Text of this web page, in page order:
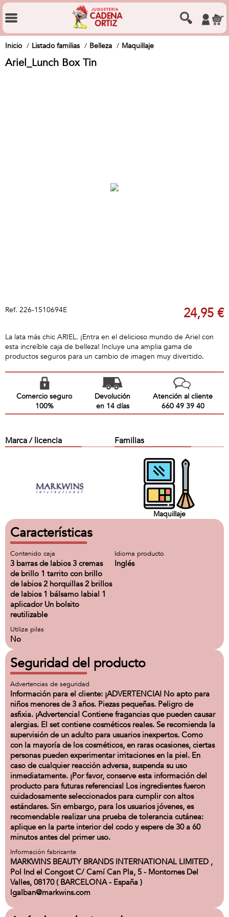
Inicio Listado familias Belleza Maquillaje
Ariel_Lunch Box Tin
Ref. 226-1510694E 24,95 €
La lata más chic ARIEL. ¡Entra en el delicioso mundo de Ariel con
esta increíble caja de belleza! Incluye una amplia gama de
productos seguros para un cambio de imagen muy divertido.
Comercio seguro
100%
Devolución
en 14 días
Atención al cliente
660 49 39 40
Marca / licencia Familias
Maquillaje
Características
Contenido caja
3 barras de labios 3 cremas
de brillo 1 tarrito con brillo
de labios 2 horquillas 2 brillos
de labios 1 bálsamo labial 1
aplicador Un bolsito
reutilizable
Idioma producto
Inglés
Utiliza pilas
No
Seguridad del producto
Advertencias de seguridad
Información para el cliente: ¡ADVERTENCIA! No apto para
niños menores de 3 años. Piezas pequeñas. Peligro de
asfixia. ¡Advertencia! Contiene fragancias que pueden causar
alergias. El set contiene cosméticos reales. Se recomienda la
supervisión de un adulto para usuarios inexpertos. Como
con la mayoría de los cosméticos, en raras ocasiones, ciertas
personas pueden experimentar irritaciones en la piel. En
caso de cualquier reacción adversa, suspenda su uso
inmediatamente. ¡Por favor, conserve esta información del
producto para futuras referencias! Los ingredientes fueron
cuidadosamente seleccionados para cumplir con altos
estándares. Sin embargo, para los usuarios jóvenes, es
recomendable realizar una prueba de tolerancia cutánea:
aplique en la parte interior del codo y espere de 30 a 60
minutos antes del primer uso.
Información fabricante
MARKWINS BEAUTY BRANDS INTERNATIONAL LIMITED ,
Pol Ind el Congost C/ Camí Can Pla, 5 - Montornes Del
Valles, 08170 ( BARCELONA - España )
lgalban@markwins.com